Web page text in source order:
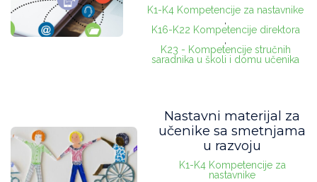
K1-K4 Kompetencije za nastavnike
,
K16-K22 Kompetencije direktora
,
K23 - Kompetencije stručnih
saradnika u školi i domu učenika
Nastavni materijal za
učenike sa smetnjama
u razvoju
K1-K4 Kompetencije za
nastavnike